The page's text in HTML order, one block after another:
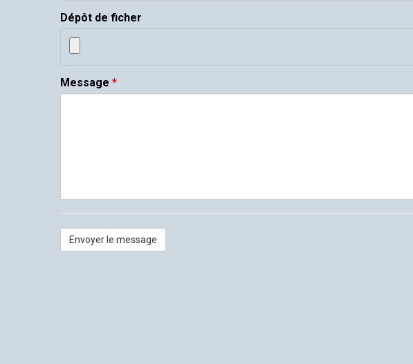
Dépôt de ficher
Message *